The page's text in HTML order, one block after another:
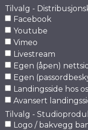
Tilvalg -
Facebook
Youtube
Vimeo
Livestream
Egen (åpen)
Egen
Landingsside hos
Avansert
Tilvalg -
Logo / bakvegg